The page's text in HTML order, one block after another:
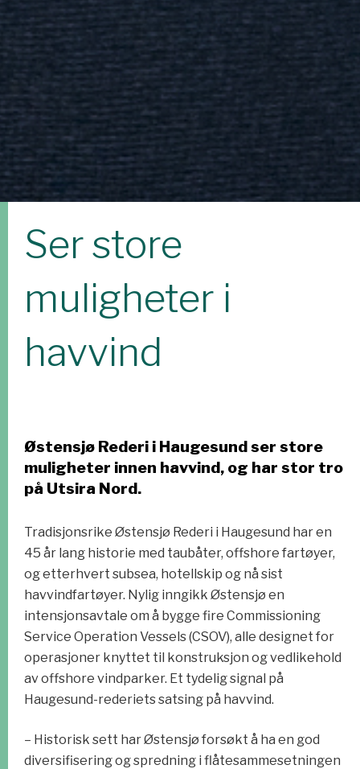
Ser store
muligheter i
havvind
Østensjø Rederi i Haugesund ser store
muligheter innen havvind, og har stor tro
på Utsira Nord.
Tradisjonsrike Østensjø Rederi i Haugesund har en
45 år lang historie med taubåter, offshore fartøyer,
og etterhvert subsea, hotellskip og nå sist
havvindfartøyer. Nylig inngikk Østensjø en
intensjonsavtale om å bygge fire Commissioning
Service Operation Vessels (CSOV), alle designet for
operasjoner knyttet til konstruksjon og vedlikehold
av offshore vindparker. Et tydelig signal på
Haugesund-rederiets satsing på havvind.
– Historisk sett har Østensjø forsøkt å ha en god
diversifisering og spredning i flåtesammesetningen